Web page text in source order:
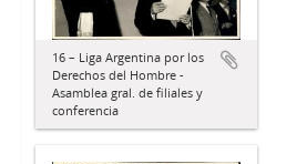
16 – Liga Argentina por los
Derechos del Hombre -
Asamblea gral. de filiales y
conferencia